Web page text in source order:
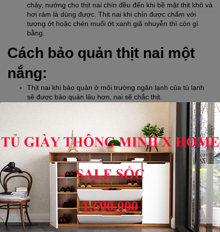
cháy, nướng cho thịt nai chín đều đến khi bề mặt thịt khô và
hơi rám là dùng được. Thịt nai khi chín được chấm với
tương ớt hoặc chén muối ớt xanh giã nhuyễn thì còn gì
bằng.
Cách bảo quản thịt nai một
nắng:
Thịt nai khi bảo quản ở môi trường ngăn lạnh của tủ lạnh
sẽ được bảo quản lâu hơn, nai sẽ chắc thịt.
lừng danh của đặc sản miền Trung
này,
rất phù hợp cho mọi người khi đi du lịch và công tác có thể làm
quà cho bạn bè. Hãy liên hệ ngay với Mẹo vặt X Home để sở hữu
món thịt nai ngon, bổ, mà không cần bận tâm về giá cả và chất
lượng dịch vụ!
Vương Nguyễn
< Mẹo vặt X Home >